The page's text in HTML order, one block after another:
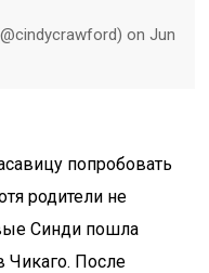
on Jun
попробовать
родители не
Синди пошла
Чикаго. После